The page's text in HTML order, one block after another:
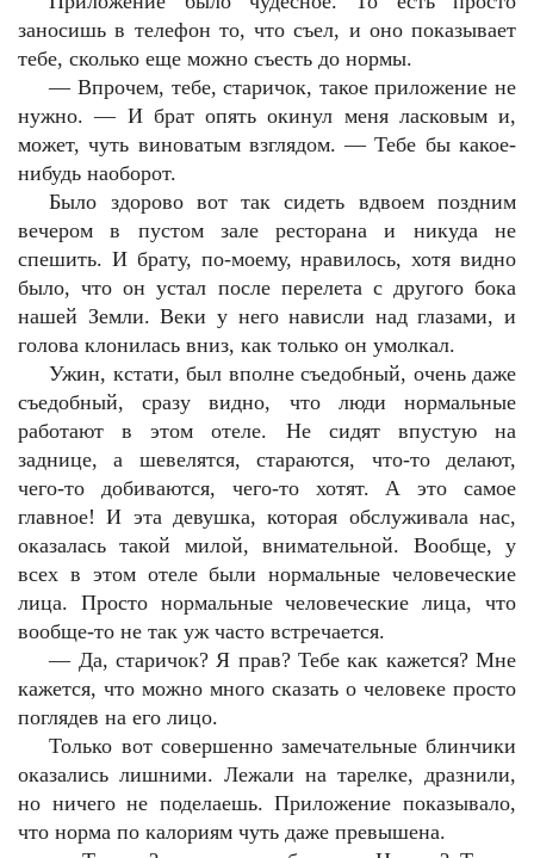
заносишь в телефон то, что съел, и оно показывает
тебе, сколько еще можно съесть до нормы.
—Впрочем, тебе, старичок, такое приложение не
нужно. — И брат опять окинул меня ласковым и,
может, чуть виноватым взглядом. — Тебе бы какое-
нибудь наоборот.
Было здорово вот так сидеть вдвоем поздним
вечером в пустом зале ресторана и никуда не
спешить. И брату, по-моему, нравилось, хотя видно
было, что он устал после перелета с другого бока
нашей Земли. Веки у него нависли над глазами, и
голова клонилась вниз, как только он умолкал.
Ужин, кстати, был вполне съедобный, очень даже
съедобный, сразу видно, что люди нормальные
работают в этом отеле. Не сидят впустую на
заднице, а шевелятся, стараются, что-то делают,
чего-то добиваются, чего-то хотят. А это самое
главное! И эта девушка, которая обслуживала нас,
оказалась такой милой, внимательной. Вообще, у
всех в этом отеле были нормальные человеческие
лица. Просто нормальные человеческие лица, что
вообще-то не так уж часто встречается.
— Да, старичок? Я прав? Тебе как кажется? Мне
кажется, что можно много сказать о человеке просто
поглядев на его лицо.
Только вот совершенно замечательные блинчики
оказались лишними. Лежали на тарелке, дразнили,
но ничего не поделаешь. Приложение показывало,
что норма по калориям чуть даже превышена.